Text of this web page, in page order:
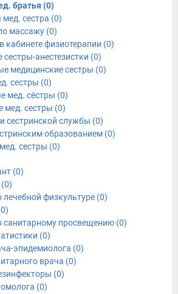
братья (0)
сестра (0)
массажу (0)
кабинете физиотерапии (0)
анестезистки (0)
медицинские сестры (0)
сестры (0)
мед. сёстры (0)
мед. сестры (0)
сестринской службы (0)
образованием (0)
сестры (0)
(0)
физкультуре (0)
санитарному просвещению (0)
(0)
эпидемиолога (0)
врача (0)
(0)
(0)